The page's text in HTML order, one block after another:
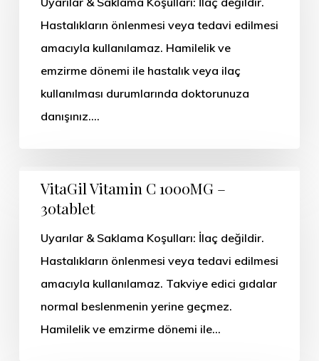
Hastalıkların önlenmesi veya tedavi edilmesi
amacıyla kullanılamaz. Hamilelik ve
emzirme dönemi ile hastalık veya ilaç
kullanılması durumlarında doktorunuza
danışınız.…
VitaGil Vitamin C 1000MG –
30tablet
Uyarılar & Saklama Koşulları: İlaç değildir.
Hastalıkların önlenmesi veya tedavi edilmesi
amacıyla kullanılamaz. Takviye edici gıdalar
normal beslenmenin yerine geçmez.
Hamilelik ve emzirme dönemi ile…